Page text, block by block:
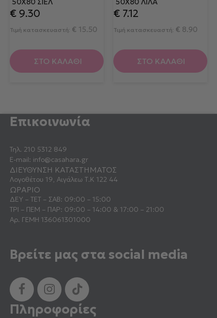
€ 9.30
Τιμή κατασκευαστή: € 15.50
ΣΤΟ ΚΑΛΑΘΙ
€7.12
Τιμή κατασκευαστή: € 8.90
ΣΤΟ ΚΑΛΑΘΙ
Επικοινωνία
Τηλ. 210 5312 849
E-mail: info@casahara.gr
ΔΙΕΥΘΥΝΣΗ ΚΑΤΑΣΤΗΜΑΤΟΣ
Λογοθέτου 19, Αιγάλεω Τ.Κ 122 44
ΩΡΑΡΙΟ
ΔΕΥ – ΤΕΤ – ΣΑΒ: 09:00 – 15:00
ΤΡΙ – ΠΕΜ – ΠΑΡ: 09:00 – 14:00 & 17:00 – 21:00
Αρ. ΓΕΜΗ 136061301000
Βρείτε μας στα social media
Πληροφορίες